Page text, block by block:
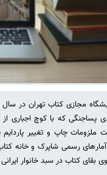
چاپ و تغییر پاردایم
رسمی شاپرک و خانه
کتاب در سبد خانوار